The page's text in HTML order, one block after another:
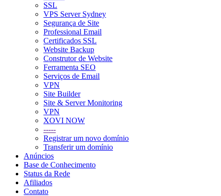
SSL
VPS Server Sydney
Segurança de Site
Professional Email
Certificados SSL
Website Backup
Construtor de Website
Ferramenta SEO
Serviços de Email
VPN
Site Builder
Site & Server Monitoring
VPN
XOVI NOW
-----
Registrar um novo domínio
Transferir um domínio
Anúncios
Base de Conhecimento
Status da Rede
Afiliados
Contato